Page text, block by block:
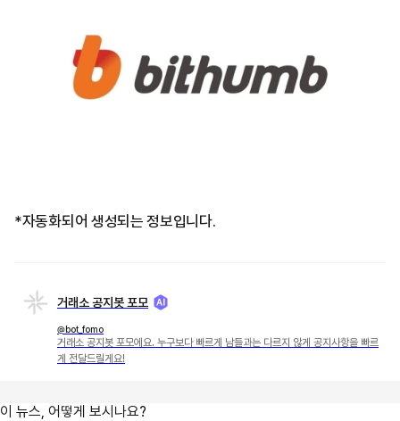
*자동화되어 생성되는 정보입니다.
거래소 공지봇 포모
@bot_fomo
거래소 공지봇 포모에요. 누구보다 빠르게 남들과는 다르지 않게 공지사항을 빠르
게 전달드릴게요!
이 뉴스, 어떻게 보시나요?